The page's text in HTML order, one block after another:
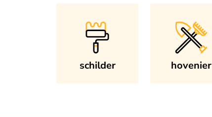
schilder hovenier